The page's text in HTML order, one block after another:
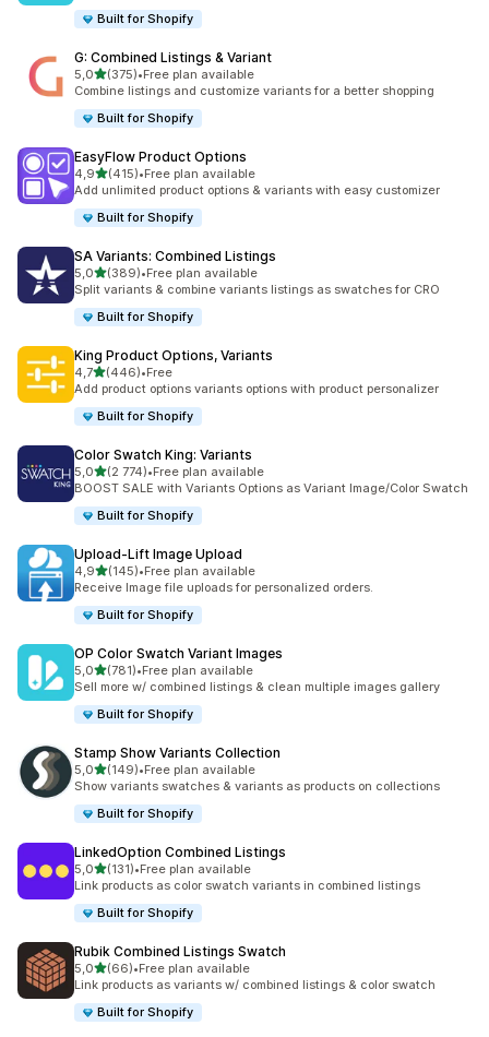
Built for Shopify
G: Combined Listings & Variant
5,0/ 5 tähteä
(375)
375 arvostelua yhteensä
•Free plan available
Combine listings and customize variants for a better shopping
Built for Shopify
EasyFlow Product Options
4,9/ 5 tähteä
(415)
415 arvostelua yhteensä
•Free plan available
Add unlimited product options & variants with easy customizer
Built for Shopify
SA Variants: Combined Listings
5,0/ 5 tähteä
(389)
389 arvostelua yhteensä
•Free plan available
Split variants & combine variants listings as swatches for CRO
Built for Shopify
King Product Options, Variants
4,7/ 5 tähteä
(446)
446 arvostelua yhteensä
•Free
Add product options variants options with product personalizer
Built for Shopify
Color Swatch King: Variants
5,0/ 5 tähteä
(2 774)
2774 arvostelua yhteensä
•Free plan available
BOOST SALE with Variants Options as Variant Image/Color Swatch
Built for Shopify
Upload‑Lift Image Upload
4,9/ 5 tähteä
(145)
145 arvostelua yhteensä
•Free plan available
Receive Image file uploads for personalized orders.
Built for Shopify
OP Color Swatch Variant Images
5,0/ 5 tähteä
(781)
781 arvostelua yhteensä
•Free plan available
Sell more w/ combined listings & clean multiple images gallery
Built for Shopify
Stamp Show Variants Collection
5,0/ 5 tähteä
(149)
149 arvostelua yhteensä
•Free plan available
Show variants swatches & variants as products on collections
Built for Shopify
LinkedOption Combined Listings
5,0/ 5 tähteä
(131)
131 arvostelua yhteensä
•Free plan available
Link products as color swatch variants in combined listings
Built for Shopify
Rubik Combined Listings Swatch
5,0/ 5 tähteä
(66)
66 arvostelua yhteensä
•Free plan available
Link products as variants w/ combined listings & color swatch
Built for Shopify